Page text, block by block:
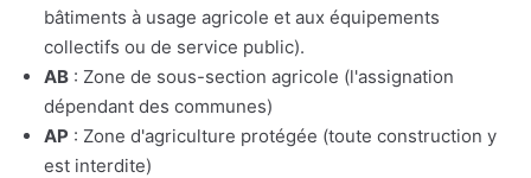
bâtiments à usage agricole et aux équipements
collectifs ou de service public).
AB : Zone de sous-section agricole (l'assignation
dépendant des communes)
AP : Zone d'agriculture protégée (toute construction y
est interdite)